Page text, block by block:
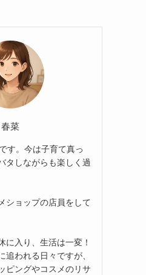
春菜
す。今は子育て真っ
タしながらも楽しく過
ショップの店員をして
に入り、生活は一変！
追われる日々ですが、
ピングやコスメのリサ